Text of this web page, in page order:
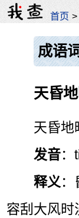
首页 >
成语
天昏
天昏地
发音
释义
容刮大风时